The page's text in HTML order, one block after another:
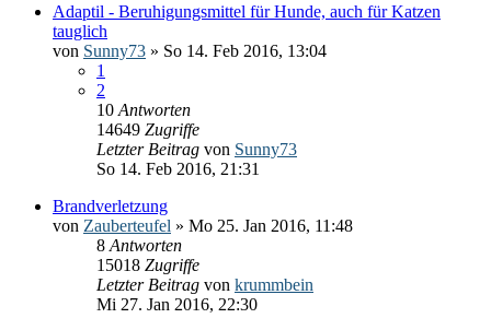
Adaptil - Beruhigungsmittel für Hunde, auch für Katzen
tauglich
von Sunny73 » So 14. Feb 2016, 13:04
1
2
10 Antworten
14649 Zugriffe
Letzter Beitrag von Sunny73
So 14. Feb 2016, 21:31
Brandverletzung
von Zauberteufel » Mo 25. Jan 2016, 11:48
8 Antworten
15018 Zugriffe
Letzter Beitrag von krummbein
Mi 27. Jan 2016, 22:30